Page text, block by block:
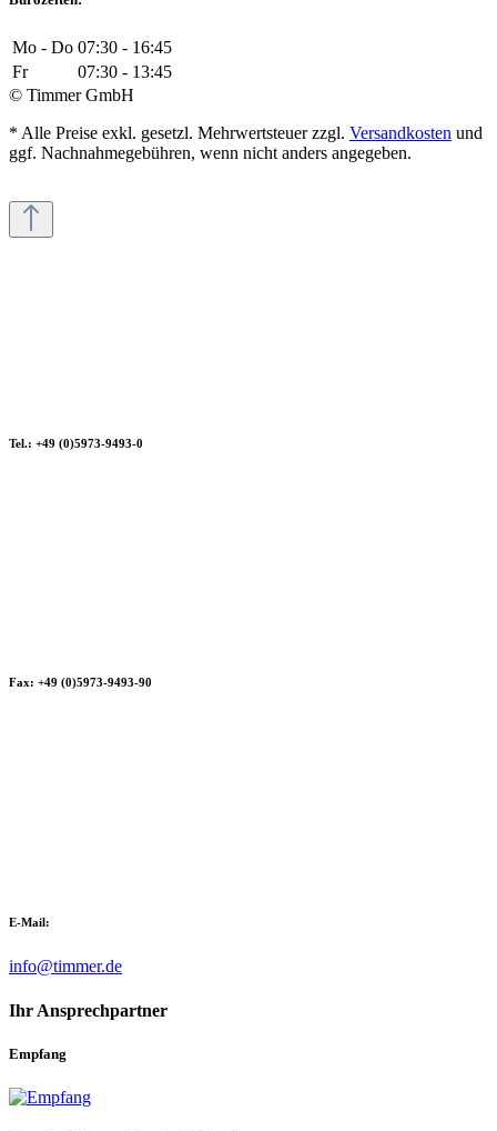
Mo - Do 07:30 - 16:45
Fr
07:30 - 13:45
© Timmer GmbH
* Alle Preise exkl. gesetzl. Mehrwertsteuer zzgl. Versandkosten und
ggf. Nachnahmegebühren, wenn nicht anders angegeben.
Tel.: +49 (0)5973-9493-0
Fax: +49 (0)5973-9493-90
E-Mail:
info@timmer.de
Ihr Ansprechpartner
Empfang